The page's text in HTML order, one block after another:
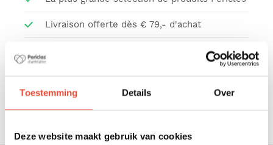
Toestemming Details Over
Deze website maakt gebruik van cookies
Livraison offerte dès € 79,- d'achat
Protection des données personnelles
Enlèvement gratuit dans notre entrepôt